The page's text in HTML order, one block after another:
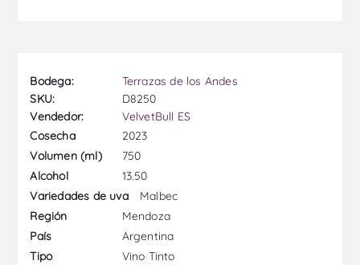
Bodega:
Terrazas de los Andes
SKU:
D8250
Vendedor:
VelvetBull ES
Cosecha
2023
Volumen (ml)
750
Alcohol
13.50
Variedades de uva
Malbec
Región
Mendoza
País
Argentina
Tipo
Vino Tinto